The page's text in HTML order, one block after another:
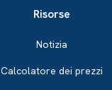
Risorse
Notizia
Calcolatore dei prezzi